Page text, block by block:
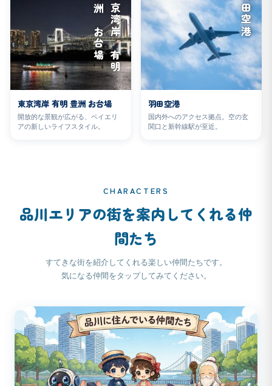
東
京
湾
岸
有
明
豊
洲
お
台
場
東京湾岸 有明 豊洲 お台場
開放的な景観が広がる、ベイエリ
アの新しいライフスタイル。
羽田空港
羽田空港
国内外へのアクセス拠点。空の玄
関口と新幹線駅が至近。
CHARACTERS
品川エリアの街を案内してくれる仲
間たち
すてきな街を紹介してくれる楽しい仲間たちです。
気になる仲間をタップしてみてください。